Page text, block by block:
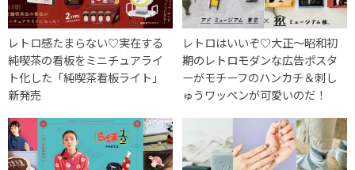
レトロ感たまらない♡実在する
純喫茶の看板をミニチュアライ
ト化した「純喫茶看板ライト」
新発売
レトロはいいぞ♡大正～昭和初
期のレトロモダンな広告ポスタ
ーがモチーフのハンカチ＆刺し
ゅうワッペンが可愛いのだ！